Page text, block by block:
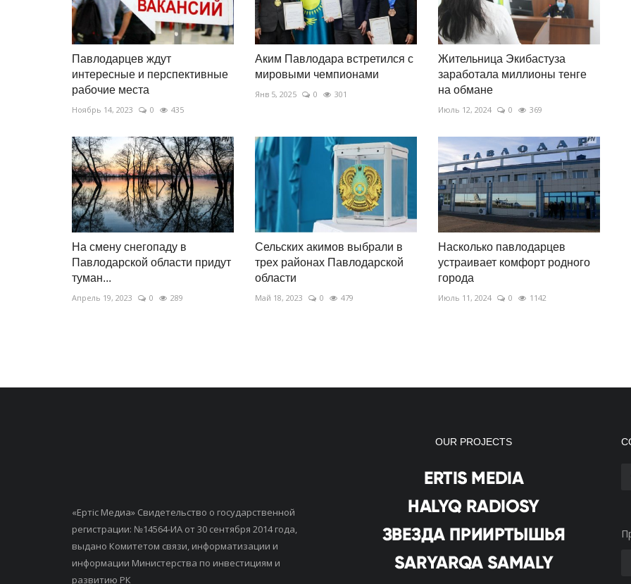
Павлодарцев ждут
интересные и перспективные
рабочие места
Ноябрь 14, 2023 0 435
Аким Павлодара встретился с
мировыми чемпионами
Янв 5, 2025 0 301
Жительница Экибастуза
заработала миллионы тенге
на обмане
Июль 12, 2024 0 369
На смену снегопаду в
Павлодарской области придут
туман...
Апрель 19, 2023 0 289
Сельских акимов выбрали в
трех районах Павлодарской
области
Май 18, 2023 0 479
Насколько павлодарцев
устраивает комфорт родного
города
Июль 11, 2024 0 1142
«Ертiс Медиа» Свидетельство о государственной
регистрации: №14564-ИА от 30 сентября 2014 года,
выдано Комитетом связи, информатизации и
информации Министерства по инвестициям и
развитию РК
OUR PROJECTS